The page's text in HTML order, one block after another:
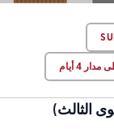
الثالث)